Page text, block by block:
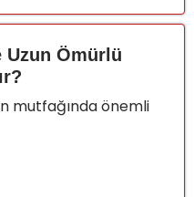
Uzun Ömürlü
mutfağında önemli